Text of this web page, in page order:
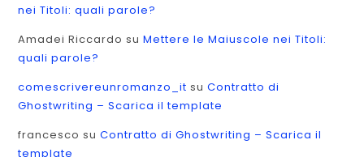
nei Titoli: quali parole?
Amadei Riccardo suMettere le Maiuscole nei Titoli:
quali parole?
comescrivereunromanzo_it suContratto di
Ghostwriting – Scarica il template
francesco suContratto di Ghostwriting – Scarica il
template